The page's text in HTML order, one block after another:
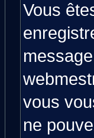
Vous
vous
ne